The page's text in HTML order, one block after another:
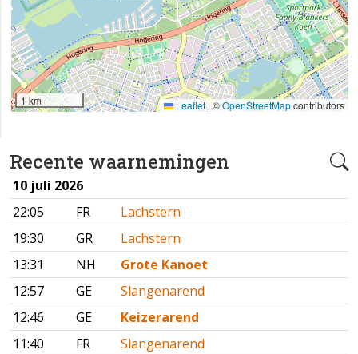
Recente waarnemingen
10 juli 2026
22:05
FR
Lachstern
19:30
GR
Lachstern
13:31
NH
Grote Kanoet
12:57
GE
Slangenarend
12:46
GE
Keizerarend
11:40
FR
Slangenarend
1 km Leaflet |©OpenStreetMapcontributors